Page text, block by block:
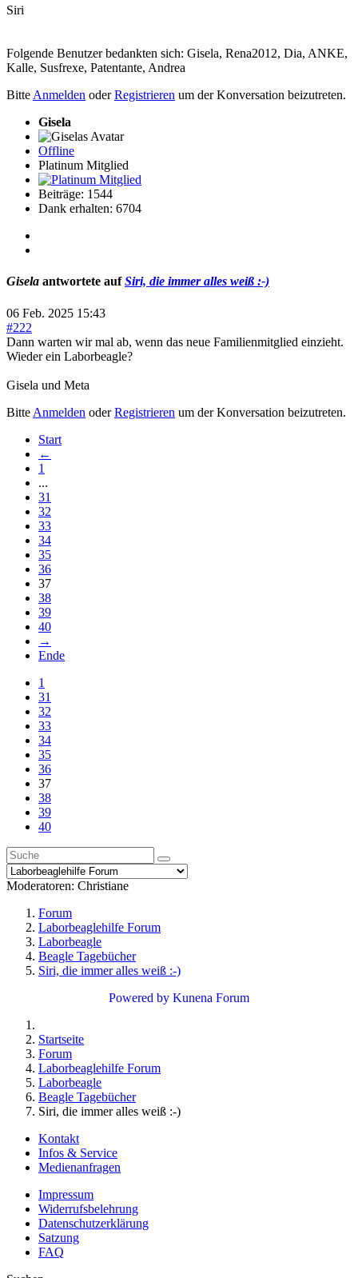
Siri
Folgende Benutzer bedankten sich: Gisela, Rena2012, Dia, ANKE,
Kalle, Susfrexe, Patentante, Andrea
Bitte Anmelden oderRegistrieren um der Konversation beizutreten.
Gisela
Offline
Platinum Mitglied
Beiträge: 1544
Dank erhalten: 6704
Gisela antwortete aufSiri, die immer alles weiß :-)
06 Feb. 2025 15:43
#222
Dann warten wir mal ab, wenn das neue Familienmitglied einzieht.
Wieder ein Laborbeagle?
Gisela und Meta
Bitte Anmelden oderRegistrieren um der Konversation beizutreten.
Start
←
1
...
31
32
33
34
35
36
37
38
39
40
→
Ende
1
31
32
33
34
35
36
37
38
39
40
Moderatoren: Christiane
Forum
Laborbeaglehilfe Forum
Laborbeagle
Beagle Tagebücher
Siri, die immer alles weiß :-)
Powered by Kunena Forum
Startseite
Forum
Laborbeaglehilfe Forum
Laborbeagle
Beagle Tagebücher
Siri, die immer alles weiß :-)
Kontakt
Infos & Service
Medienanfragen
Impressum
Widerrufsbelehrung
Datenschutzerklärung
Satzung
FAQ